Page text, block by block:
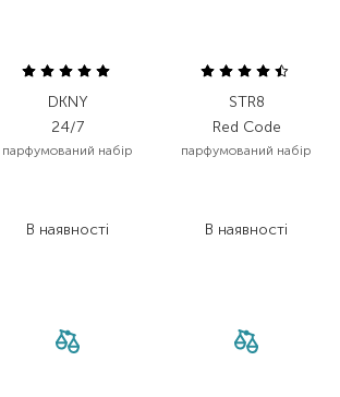
DKNY
24/7
парфумований набір
В наявності
STR8
Red Code
парфумований набір
В наявності